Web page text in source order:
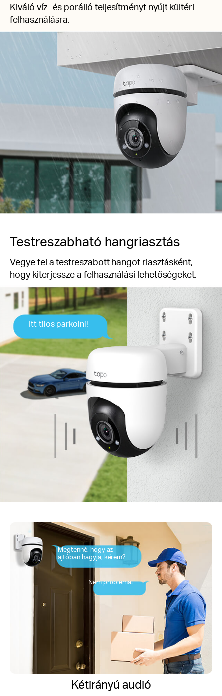
Kiváló víz- és porálló teljesítményt nyújt kültéri
felhasználásra.
Testreszabható hangriasztás
Vegye fel a testreszabott hangot riasztásként,
hogy kiterjessze a felhasználási lehetőségeket.
Itt tilos parkolni!
Megtenné, hogy az
ajtóban hagyja, kérem?
Nem probléma!
Kétirányú audió